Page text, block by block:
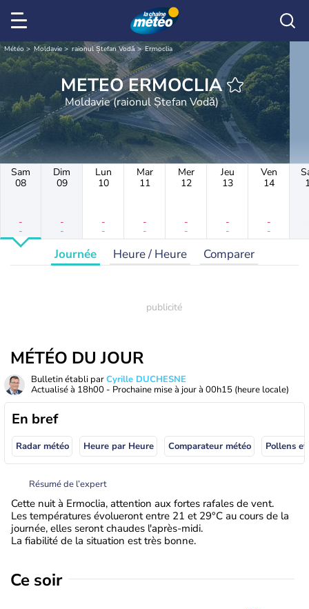
Météo Moldavie raionul Ștefan Vodă Ermoclia
METEO ERMOCLIA
Moldavie (raionul Ștefan Vodă)
Sam
08
-
-
Dim
09
-
-
Lun
10
-
-
Mar
11
-
-
Mer
12
-
-
Jeu
13
-
-
Ven
14
-
-
Journée Heure / Heure Comparer
MÉTÉO DU JOUR
Bulletin établi parCyrille DUCHESNE
Actualisé à 18h00 - Prochaine mise à jour à 00h15 (heure locale)
En bref
Radar météo Heure par Heure Comparateur météo Pollens
Résumé de l’expert
Cette nuit à Ermoclia, attention aux fortes rafales de vent.
Les températures évolueront entre 21 et 29°C au cours de la
journée, elles seront chaudes l'après-midi.
La fiabilité de la situation est très bonne.
Ce soir